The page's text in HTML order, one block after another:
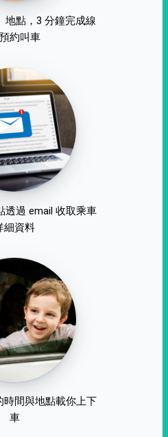
地點，3 分鐘完成線
約叫車
透過 email 收取乘車
細資料
時間與地點載你上下
車